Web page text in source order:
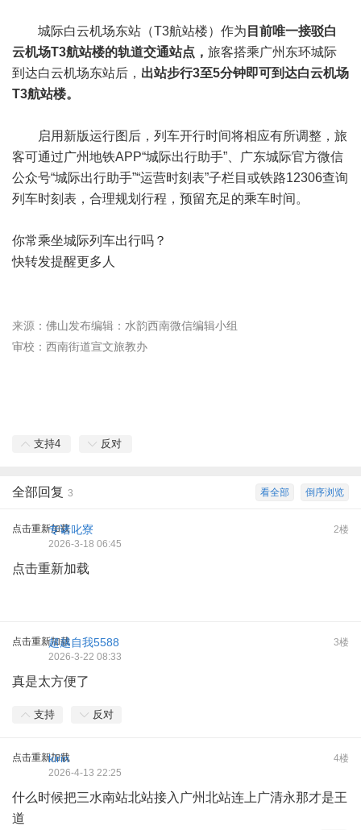
城际白云机场东站（T3航站楼）作为 目前唯一接驳白
云机场T3航站楼的轨道交通站点， 旅客搭乘广州东环城际
到达白云机场东站后， 出站步行3至5分钟即可到达白云机场
T3航站楼。
启用新版运行图后，列车开行时间将相应有所调整，旅
客可通过广州地铁APP“城际出行助手”、广东城际官方微信
公众号“城际出行助手”“运营时刻表”子栏目或铁路12306查询
列车时刻表，合理规划行程，预留充足的乘车时间。
你常乘坐城际列车出行吗？
快转发提醒更多人
来源 ：佛山发布编辑：水韵西南微信编辑小组
审校：西南街道宣文旅教办
支持4 反对
倒序浏览
看全部
全部回复 3
点击重新加载 2楼
专诸叱寮
2026-3-18 06:45
点击重新加载
点击重新加载 3楼
超越自我5588
2026-3-22 08:33
真是太方便了
支持 反对
点击重新加载 4楼
kirin
2026-4-13 22:25
什么时候把三水南站北站接入广州北站连上广清永那才是王
道